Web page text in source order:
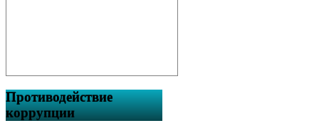
Противодействие
коррупции